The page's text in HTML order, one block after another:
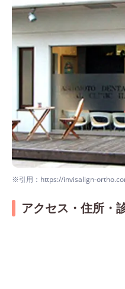
※引用：https://invisalign-
アクセス・住所・